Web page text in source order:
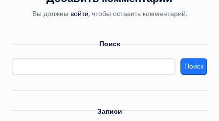
Вы должны войти, чтобы оставить комментарий.
Поиск
Поиск
Записи